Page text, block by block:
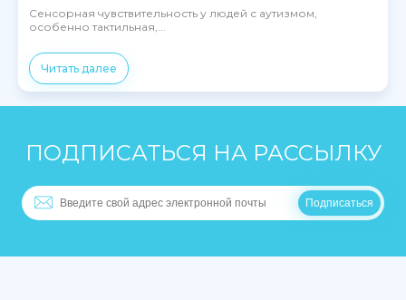
Сенсорная чувствительность у людей с аутизмом,
особенно тактильная,...
Читать далее
ПОДПИСАТЬСЯ НА РАССЫЛКУ